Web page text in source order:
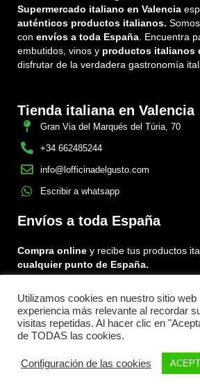
Supermercado italiano en Valencia
auténticos productos italianos.
con envíos a toda España . Encuentra
embutidos, vinos y productos italianos
disfrutar de la verdadera gastronomía
Tienda italiana en Valencia
Gran Via del Marqués del Túria, 70
+34 662485244
info@lofficinadelgusto.com
Escribir a whatsapp
Envíos a toda España
Compra online y recibe tus productos
cualquier punto de España.
Encuéntranos en:
Facebook
Menu
Utilizamos cookies en nuestro sitio web
experiencia más relevante al recordar
visitas repetidas. Al hacer clic en
de TODAS las cookies.
Configuración de las cookies